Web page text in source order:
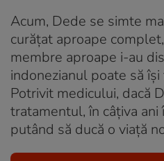
Acum, Dede se simte
curăţat aproape
membre aproape i-au
indonezianul poate să
Potrivit medicului, dacă
tratamentul, în câţiva
putând să ducă o viaţă